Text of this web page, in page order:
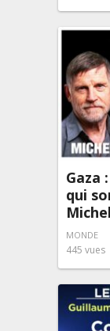
Gaza
qui
MONDE
445 vues